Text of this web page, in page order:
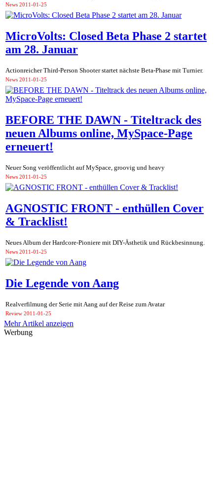
News 2011-01-25
MicroVolts: Closed Beta Phase 2 startet
am 28. Januar
Actionreicher Third-Person Shooter startet nächste Beta-Phase mit Turnier.
News 2011-01-25
BEFORE THE DAWN - Titeltrack des
neuen Albums online, MySpace-Page
erneuert!
Neuer Song veröffentlicht auf MySpace, groovig und heavy
News 2011-01-25
AGNOSTIC FRONT - enthüllen Cover
& Tracklist!
Neues Album der Hardcore-Pioniere mit DIY-Ästhetik und Rückbesinnung.
News 2011-01-25
Die Legende von Aang
Realverfilmung der Serie mit Aang auf der Reise zum Avatar
Review 2011-01-25
Mehr Artikel anzeigen
Werbung